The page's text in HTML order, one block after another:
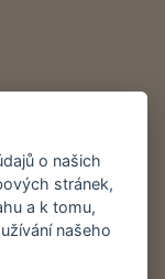
o našich
stránek,
a k tomu,
našeho